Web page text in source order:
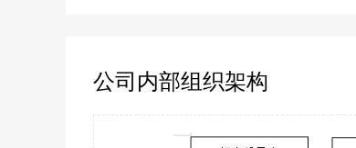
公司内部组织架构